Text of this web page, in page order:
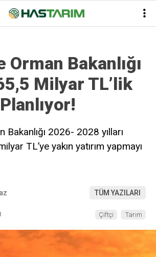
Orman Bakanlığı
Milyar TL’lik
Bakanlığı 2026- 2028 yılları
TL’ye yakın yatırım yapmayı
TÜM YAZILARI
Çiftçi Tarım